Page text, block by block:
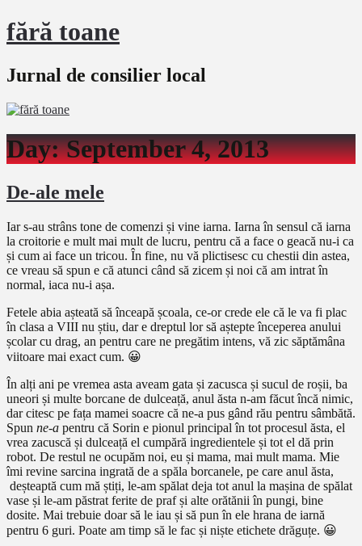
fără toane
Jurnal de consilier local
Day:September 4, 2013
De-ale mele
Iar s-au strâns tone de comenzi și vine iarna. Iarna în sensul că iarna
la croitorie e mult mai mult de lucru, pentru că a face o geacă nu-i ca
și cum ai face un tricou. În fine, nu vă plictisesc cu chestii din astea,
ce vreau să spun e că atunci când să zicem și noi că am intrat în
normal, iaca nu-i așa.
Fetele abia așteată să înceapă școala, ce-or crede ele că le va fi plac
în clasa a VIII nu știu, dar e dreptul lor să aștepte începerea anului
școlar cu drag, an pentru care ne pregătim intens, vă zic săptămâna
viitoare mai exact cum. 😀
În alți ani pe vremea asta aveam gata și zacusca și sucul de roșii, ba
uneori și multe borcane de dulceață, anul ăsta n-am făcut încă nimic,
dar citesc pe fața mamei soacre că ne-a pus gând rău pentru sâmbătă.
Spun ne-a pentru că Sorin e pionul principal în tot procesul ăsta, el
vrea zacuscă și dulceață el cumpără ingredientele și tot el dă prin
robot. De restul ne ocupăm noi, eu și mama, mai mult mama. Mie
îmi revine sarcina ingrată de a spăla borcanele, pe care anul ăsta,
deșteaptă cum mă știți, le-am spălat deja tot anul la mașina de spălat
vase și le-am păstrat ferite de praf și alte orătănii în pungi, bine
dosite. Mai trebuie doar să le iau și să pun în ele hrana de iarnă
pentru 6 guri. Poate am timp să le fac și niște etichete drăguțe. 😀